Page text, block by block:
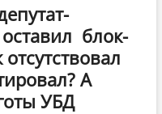
блок-
А
УБД